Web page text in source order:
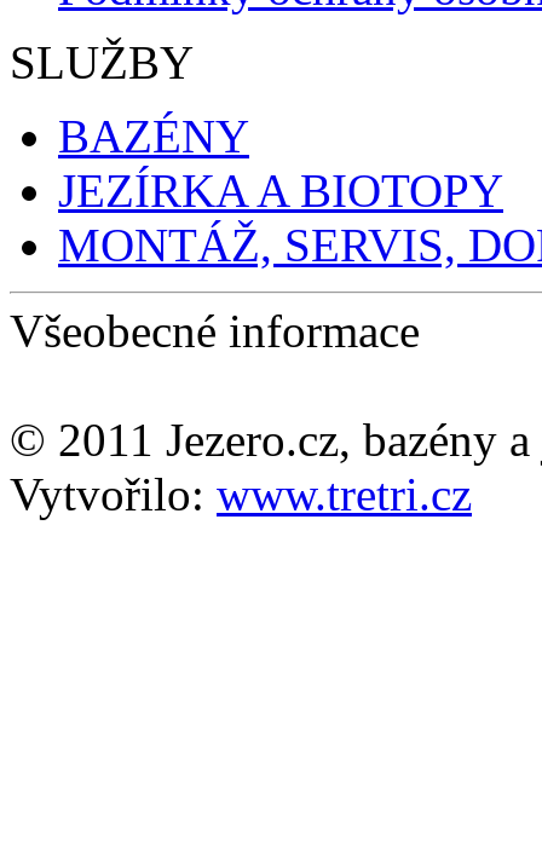
SLUŽBY
BAZÉNY
JEZÍRKA A BIOTOPY
MONTÁŽ, SERVIS,
Všeobecné informace
© 2011 Jezero.cz, bazény
Vytvořilo: www.tretri.cz